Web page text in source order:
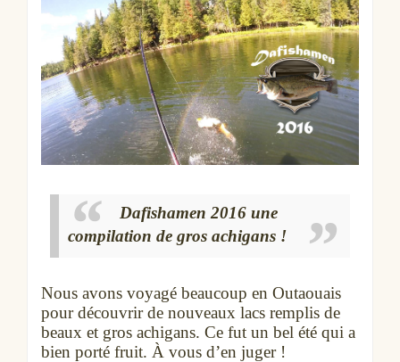
Dafishamen 2016 une
compilation de gros achigans !
Nous avons voyagé beaucoup en Outaouais
pour découvrir de nouveaux lacs remplis de
beaux et gros achigans. Ce fut un bel été qui a
bien porté fruit. À vous d’en juger !